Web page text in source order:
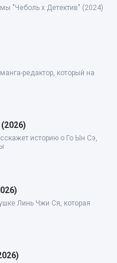
"Чеболь x Детектив" (2024)
редактор, который на
историю о Го Ын Сэ,
Линь Чжи Ся, которая